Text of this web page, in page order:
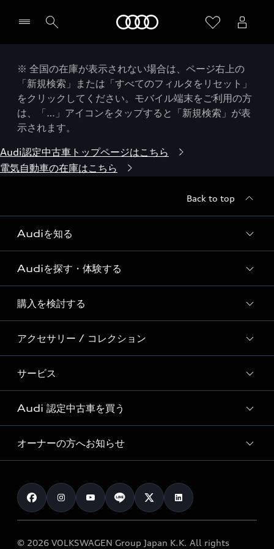
※ 全国の在庫が表示されない場合は、ページ右上の
「新規検索」または「すべてのフィルタをリセット」
をクリックしてください。モバイル端末をご利用の方
は、「…」アイコンをタップすると「新規検索」が表
示されます。
Audi認定中古車トップページはこちら
電気自動車の在庫はこちら
Back to top
Audiを知る
Audi ブランド
Story of Progress
Audi Sport
Formula 1®
デジタルサービス
Audiを探す・体験する
ディーラー検索
新車在庫検索
試乗車・展示車検索
見積り依頼
試乗予約
購入を検討する
モデル一覧
特別仕様モデル / 限定モデル
e-tronラインアップ
価格シミュレーション
車両比較
カタログ一覧
アクセサリー / コレクション
純正アクセサリー
オンラインショップ
Audi collection
アウディナビアプリ
サービス
サービス入庫予約
サービスプログラム
メンテナンス
車検 / 定期点検
e-tronアフターサポート
Audi 認定中古車を買う
Audi認定中古車
クオリティ
保証
メンテナンス
オーナーの方へお知らせ
お知らせ
オーナー様向けキャンペーン
© 2026 VOLKSWAGEN Group Japan K.K. All rights